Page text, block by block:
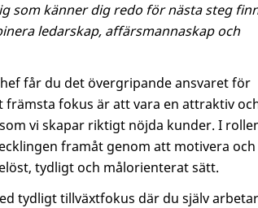
som känner dig redo för nästa steg
ledarskap, affärsmannaskap och
får du det övergripande ansvaret för
fokus är att vara en attraktiv
vi skapar riktigt nöjda kunder. I
framåt genom att motivera och
tydligt och målorienterat sätt.
tydligt tillväxtfokus där du själv arbetar